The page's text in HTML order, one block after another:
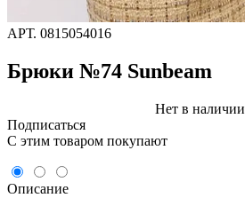
АРТ. 0815054016
Брюки №74 Sunbeam
Нет в наличии
Подписаться
C этим товаром покупают
Описание